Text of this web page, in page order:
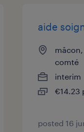
-
aide
comté
interim
€14.23
posted 16